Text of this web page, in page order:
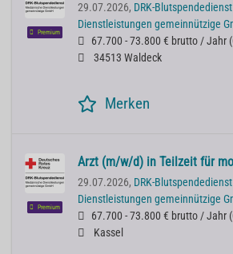
Premium
29.07.2026, DRK-
Dienstleistungen gemeinnützige
67.700 - 73.800 € brutto / Jahr (
34513 Waldeck
Merken
Premium
Arzt (m/w/d) in Teilzeit für
29.07.2026, DRK-
Dienstleistungen gemeinnützige
67.700 - 73.800 € brutto / Jahr (
Kassel